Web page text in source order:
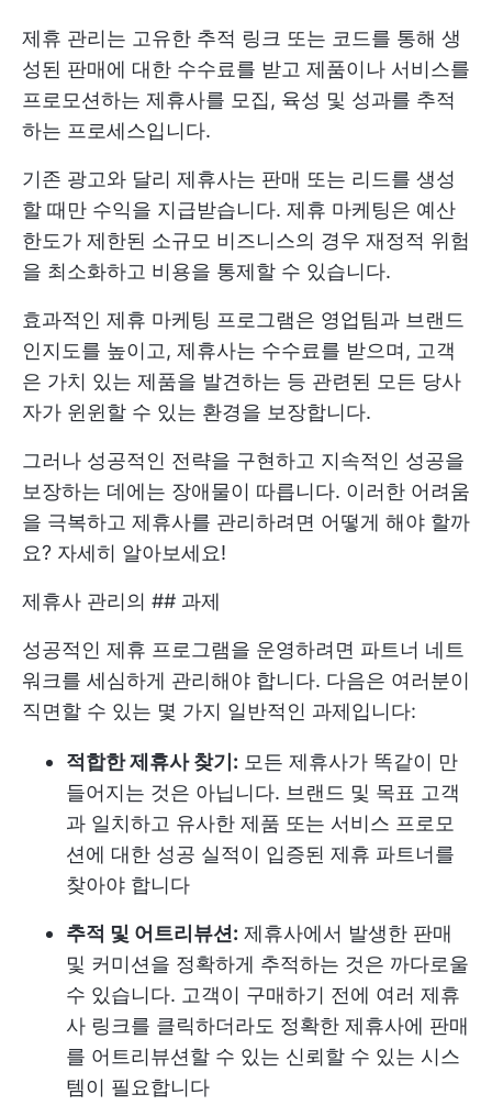
제휴 관리는 고유한 추적 링크 또는 코드를 통해 생
성된 판매에 대한 수수료를 받고 제품이나 서비스를
프로모션하는 제휴사를 모집, 육성 및 성과를 추적
하는 프로세스입니다.
기존 광고와 달리 제휴사는 판매 또는 리드를 생성
할 때만 수익을 지급받습니다. 제휴 마케팅은 예산
한도가 제한된 소규모 비즈니스의 경우 재정적 위험
을 최소화하고 비용을 통제할 수 있습니다.
효과적인 제휴 마케팅 프로그램은 영업팀과 브랜드
인지도를 높이고, 제휴사는 수수료를 받으며, 고객
은 가치 있는 제품을 발견하는 등 관련된 모든 당사
자가 윈윈할 수 있는 환경을 보장합니다.
그러나 성공적인 전략을 구현하고 지속적인 성공을
보장하는 데에는 장애물이 따릅니다. 이러한 어려움
을 극복하고 제휴사를 관리하려면 어떻게 해야 할까
요? 자세히 알아보세요!
제휴사 관리의 ## 과제
성공적인 제휴 프로그램을 운영하려면 파트너 네트
워크를 세심하게 관리해야 합니다. 다음은 여러분이
직면할 수 있는 몇 가지 일반적인 과제입니다:
적합한 제휴사 찾기: 모든 제휴사가 똑같이 만
들어지는 것은 아닙니다. 브랜드 및 목표 고객
과 일치하고 유사한 제품 또는 서비스 프로모
션에 대한 성공 실적이 입증된 제휴 파트너를
찾아야 합니다
추적 및 어트리뷰션: 제휴사에서 발생한 판매
및 커미션을 정확하게 추적하는 것은 까다로울
수 있습니다. 고객이 구매하기 전에 여러 제휴
사 링크를 클릭하더라도 정확한 제휴사에 판매
를 어트리뷰션할 수 있는 신뢰할 수 있는 시스
템이 필요합니다